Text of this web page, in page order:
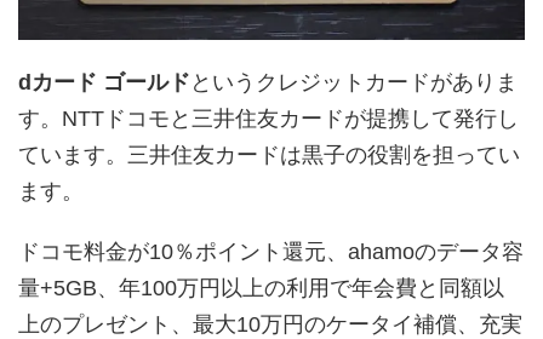
dカード ゴールド というクレジットカードがありま
す。NTTドコモと三井住友カードが提携して発行し
ています。三井住友カードは黒子の役割を担ってい
ます。
ドコモ料金が10％ポイント還元、ahamoのデータ容
量+5GB、年100万円以上の利用で年会費と同額以
上のプレゼント、最大10万円のケータイ補償、充実